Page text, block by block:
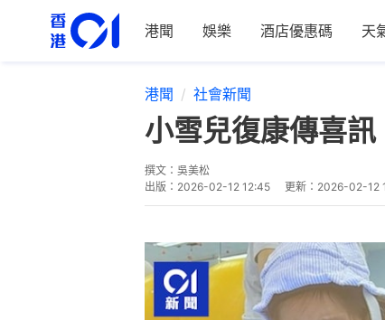
港聞 娛樂 酒店優惠碼 天
港聞 社會新聞
小雪兒復康傳喜
撰文： 吳美松
出版： 2026-02-12 12:45 更新： 2026-02-12